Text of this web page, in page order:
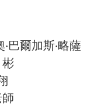
巴爾加斯‧略薩